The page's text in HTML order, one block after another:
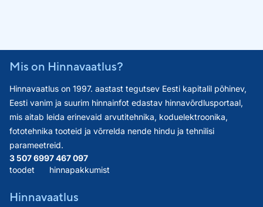
Mis on Hinnavaatlus?
Hinnavaatlus on 1997. aastast tegutsev Eesti kapitalil põhinev,
Eesti vanim ja suurim hinnainfot edastav hinnavõrdlusportaal,
mis aitab leida erinevaid arvutitehnika, koduelektroonika,
fototehnika tooteid ja võrrelda nende hindu ja tehnilisi
parameetreid.
3 507 699
toodet
7 467 097
hinnapakkumist
Hinnavaatlus